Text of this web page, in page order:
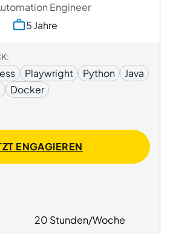
Engineer
5 Jahre
Playwright Python
Java
Docker
ENGAGIEREN
20 Stunden/Woche